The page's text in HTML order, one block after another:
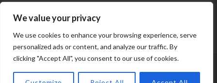
We value your privacy
We use cookies to enhance your browsing experience, serve
personalized ads or content, and analyze our traffic. By
clicking "Accept All", you consent to our use of cookies.